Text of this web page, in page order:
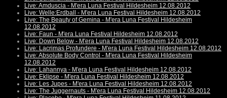
Live: Amduscia - M'era Luna Festival Hildesheim 12.08.2012
Live: Welle:Erdball - M'era Luna Festival Hildesheim 12.08.2012
Live: The Beauty of Gemina - M'era Luna Festival Hildesheim
12.08.2012
Live: Faun - M'era Luna Festival Hildesheim 12.08.2012
Live: Down Below - M'era Luna Festival Hildesheim 12.08.2012
Live: Lacrimas Profundere - M'era Luna Festival Hildesheim 12.08.2012
Live: Absolute Body Control - M'era Luna Festival Hildesheim
12.08.2012
Live: Lahannya - M'era Luna Festival Hildesheim 12.08.2012
Live: Eklipse - M'era Luna Festival Hildesheim 12.08.2012
Live: Les Jupes - M'era Luna Festival Hildesheim 12.08.2012
Live: The Juggernauts - M'era Luna Festival Hildesheim 12.08.2012